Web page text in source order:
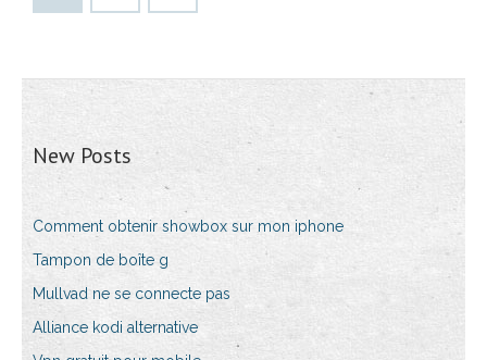
New Posts
Comment obtenir showbox sur mon iphone
Tampon de boîte g
Mullvad ne se connecte pas
Alliance kodi alternative